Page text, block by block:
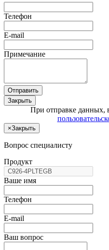
Телефон
E-mail
Примечание
Отправить
Закрыть
При отправке данных,
×Закрыть
Вопрос специалисту
Продукт
Ваше имя
Телефон
E-mail
Ваш вопрос